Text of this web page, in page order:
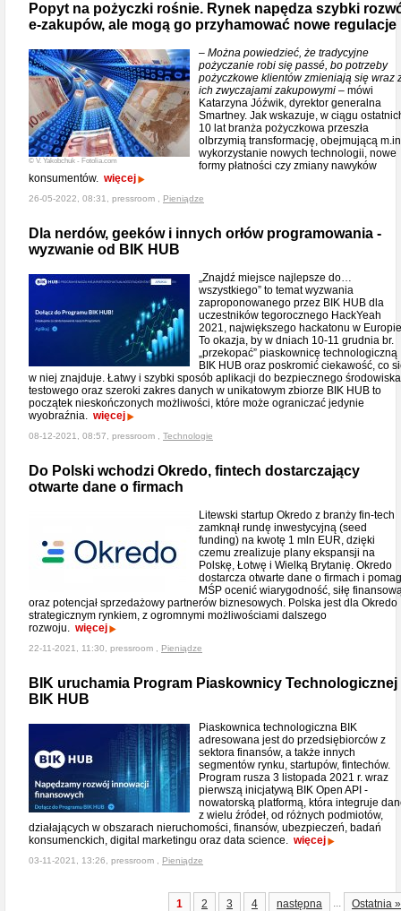
Popyt na pożyczki rośnie. Rynek napędza szybki
e-zakupów, ale mogą go przyhamować nowe regulacje
© V. Yakobchuk - Fotolia.com
– Można powiedzieć, że tradycyjne
pożyczanie robi się passé, bo potrzeby
pożyczkowe klientów zmieniają się wraz
ich zwyczajami zakupowymi – mówi
Katarzyna Jóźwik, dyrektor generalna
Smartney. Jak wskazuje, w ciągu
10 lat branża pożyczkowa przeszła
olbrzymią transformację, obejmującą
wykorzystanie nowych technologii, nowe
formy płatności czy zmiany nawyków
konsumentów. więcej
26-05-2022, 08:31, pressroom , Pieniądze
Dla nerdów, geeków i innych orłów programowania -
wyzwanie od BIK HUB
„Znajdź miejsce najlepsze do…
wszystkiego” to temat wyzwania
zaproponowanego przez BIK HUB dla
uczestników tegorocznego HackYeah
2021, największego hackatonu w
To okazja, by w dniach 10-11 grudnia br.
„przekopać” piaskownicę technologiczną
BIK HUB oraz poskromić ciekawość, co
w niej znajduje. Łatwy i szybki sposób aplikacji do bezpiecznego środowiska
testowego oraz szeroki zakres danych w unikatowym zbiorze BIK HUB to
początek nieskończonych możliwości, które może ograniczać jedynie
wyobraźnia. więcej
08-12-2021, 08:57, pressroom , Technologie
Do Polski wchodzi Okredo, fintech dostarczający
otwarte dane o firmach
Litewski startup Okredo z branży fin-tech
zamknął rundę inwestycyjną (seed
funding) na kwotę 1 mln EUR, dzięki
czemu zrealizuje plany ekspansji na
Polskę, Łotwę i Wielką Brytanię. Okredo
dostarcza otwarte dane o firmach i
MŚP ocenić wiarygodność, siłę
oraz potencjał sprzedażowy partnerów biznesowych. Polska jest dla Okredo
strategicznym rynkiem, z ogromnymi możliwościami dalszego
rozwoju. więcej
22-11-2021, 11:30, pressroom , Pieniądze
BIK uruchamia Program Piaskownicy Technologicznej
BIK HUB
Piaskownica technologiczna BIK
adresowana jest do przedsiębiorców z
sektora finansów, a także innych
segmentów rynku, startupów, fintechów.
Program rusza 3 listopada 2021 r. wraz
pierwszą inicjatywą BIK Open API -
nowatorską platformą, która integruje
z wielu źródeł, od różnych podmiotów,
działających w obszarach nieruchomości, finansów, ubezpieczeń, badań
konsumenckich, digital marketingu oraz data science. więcej
03-11-2021, 13:26, pressroom , Pieniądze
1 2 3 4 następna ... Ostatnia »